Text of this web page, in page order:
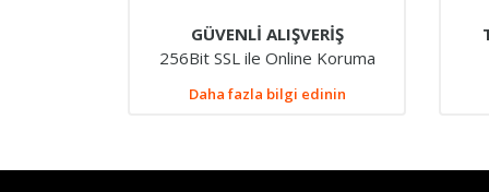
GÜVENLİ ALIŞVERİŞ
256Bit SSL ile Online Koruma
Daha fazla bilgi edinin